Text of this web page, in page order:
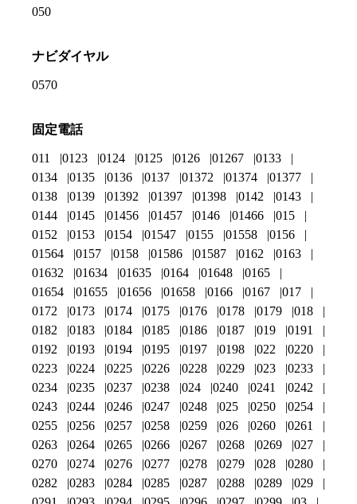
050
ナビダイヤル
0570
固定電話
011 0123 0124 0125 0126 01267
0133
0134
0135 0136 0137 01372 01374
01377
0138
0139 01392 01397 01398 0142
0143
0144
0145 01456 01457 0146 01466
015
0152
0153 0154 01547 0155 01558
0156
01564
0157 0158 01586 01587 0162
0163
01632
01634 01635 0164 01648
0165
01654
01655 01656 01658 0166 0167
017
0172
0173 0174 0175 0176 0178 0179
018
0182
0183 0184 0185 0186 0187 019
0191
0192
0193 0194 0195 0197 0198 022
0220
0223
0224 0225 0226 0228 0229 023
0233
0234
0235 0237 0238 024 0240 0241
0242
0243
0244 0246 0247 0248 025 0250
0254
0255
0256 0257 0258 0259 026 0260
0261
0263
0264 0265 0266 0267 0268 0269
027
0270
0274 0276 0277 0278 0279 028
0280
0282
0283 0284 0285 0287 0288 0289
029